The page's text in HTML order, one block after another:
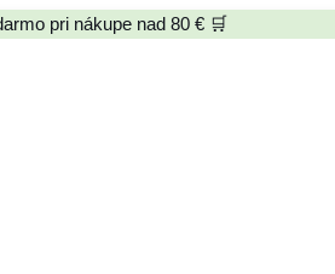
pri nákupe nad 80 € 🛒